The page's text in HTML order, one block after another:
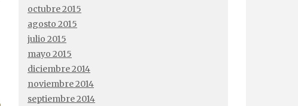
octubre 2015
agosto 2015
julio 2015
mayo 2015
diciembre 2014
noviembre 2014
septiembre 2014